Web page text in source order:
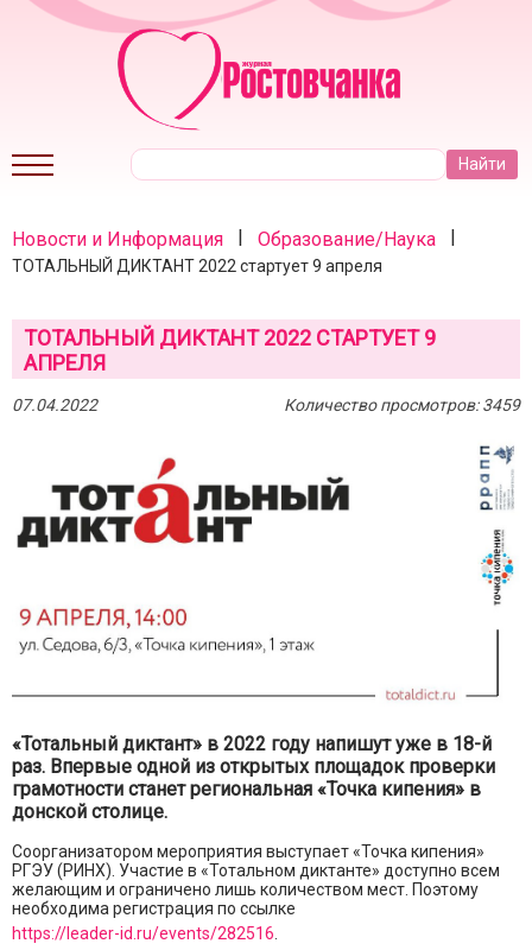
Новости и Информация | Образование/Наука |
ТОТАЛЬНЫЙ ДИКТАНТ 2022 стартует 9 апреля
ТОТАЛЬНЫЙ ДИКТАНТ 2022 СТАРТУЕТ 9
АПРЕЛЯ
07.04.2022 Количество просмотров: 3459
«Тотальный диктант» в 2022 году напишут уже в 18-й
раз. Впервые одной из открытых площадок проверки
грамотности станет региональная «Точка кипения» в
донской столице.
Соорганизатором мероприятия выступает «Точка кипения»
РГЭУ (РИНХ). Участие в «Тотальном диктанте» доступно всем
желающим и ограничено лишь количеством мест. Поэтому
необходима регистрация по ссылке
https://leader-id.ru/events/282516